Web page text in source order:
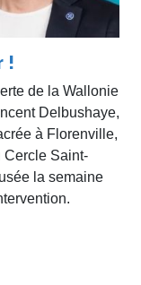
!
de la Wallonie
Delbushaye,
à Florenville,
Cercle Saint-
la semaine